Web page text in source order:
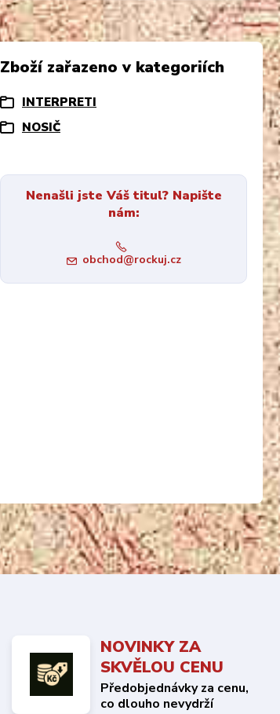
Zboží zařazeno v kategoriích
INTERPRETI
NOSIČ
Nenašli jste Váš titul? Napište
nám:
obchod@rockuj.cz
NOVINKY ZA
SKVĚLOU CENU
Předobjednávky za cenu,
co dlouho nevydrží